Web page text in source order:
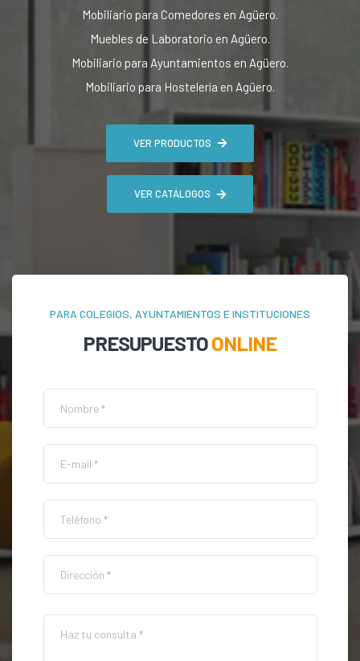
Mobiliario para Comedores en Agüero.
Muebles de Laboratorio en Agüero.
Mobiliario para Ayuntamientos en Agüero.
Mobiliario para Hostelería en Agüero.
VER PRODUCTOS
VER CATÁLOGOS
PARA COLEGIOS, AYUNTAMIENTOS E INSTITUCIONES
PRESUPUESTOONLINE